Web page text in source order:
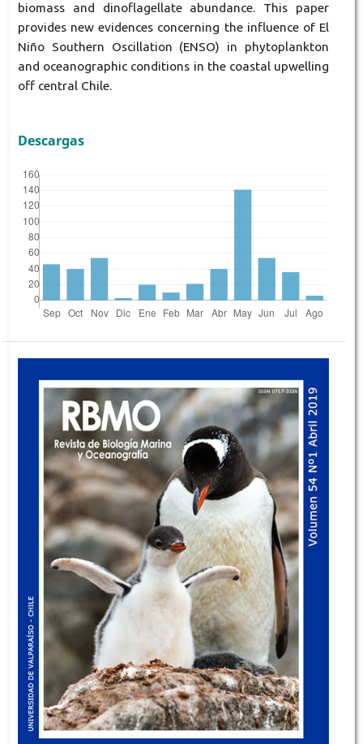
biomass and dinoflagellate abundance. This paper
provides new evidences concerning the influence of El
Niño Southern Oscillation (ENSO) in phytoplankton
and oceanographic conditions in the coastal upwelling
off central Chile.
Descargas